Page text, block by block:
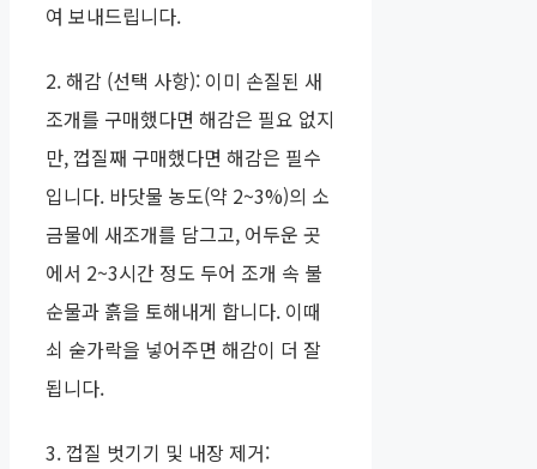
여 보내드립니다.
2. 해감 (선택 사항): 이미 손질된 새
조개를 구매했다면 해감은 필요 없지
만, 껍질째 구매했다면 해감은 필수
입니다. 바닷물 농도(약 2~3%)의 소
금물에 새조개를 담그고, 어두운 곳
에서 2~3시간 정도 두어 조개 속 불
순물과 흙을 토해내게 합니다. 이때
쇠 숟가락을 넣어주면 해감이 더 잘
됩니다.
3. 껍질 벗기기 및 내장 제거: